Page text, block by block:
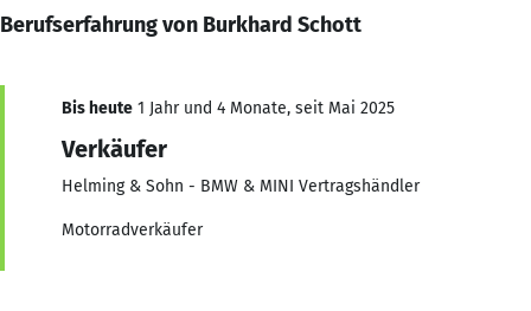
Berufserfahrung von Burkhard Schott
Bis heute 1 Jahr und 4 Monate, seit Mai 2025
Verkäufer
Helming & Sohn - BMW & MINI Vertragshändler
Motorradverkäufer